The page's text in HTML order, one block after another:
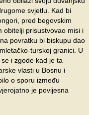
svjetlu. Kad bi
pred begovskim
obitelji prisustvovao misi i
povratku bi biskupu dao
turskoj granici. U
i zgode kad je ta
vlasti u Bosnu i
o sporu između
je povijesna